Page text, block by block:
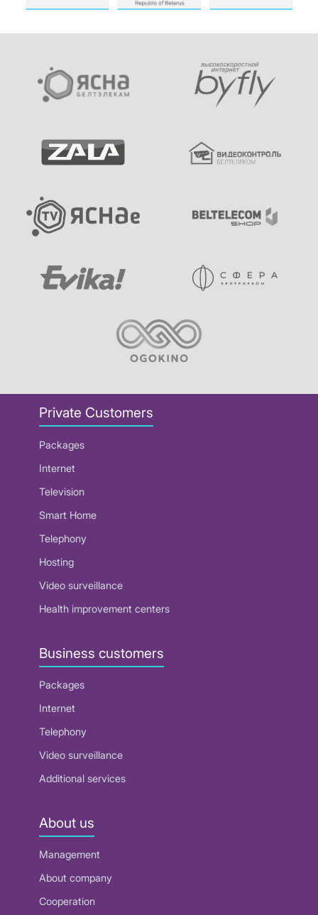
Private Customers
Packages
Internet
Television
Smart Home
Telephony
Hosting
Video surveillance
Health improvement centers
Business customers
Packages
Internet
Telephony
Video surveillance
Additional services
About us
Management
About company
Cooperation